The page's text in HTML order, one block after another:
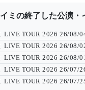
ミの終了した公演
LIVE TOUR 2026 26/08/
LIVE TOUR 2026 26/08/
LIVE TOUR 2026 26/08/
LIVE TOUR 2026 26/07/
LIVE TOUR 2026 26/07/